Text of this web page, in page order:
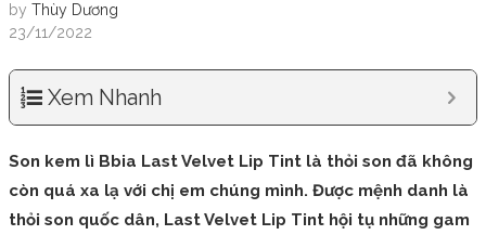
by Thùy Dương
23/11/2022
Xem Nhanh
Son kem lì Bbia Last Velvet Lip Tint là thỏi son đã không
còn quá xa lạ với chị em chúng mình. Được mệnh danh là
thỏi son quốc dân, Last Velvet Lip Tint hội tụ những gam